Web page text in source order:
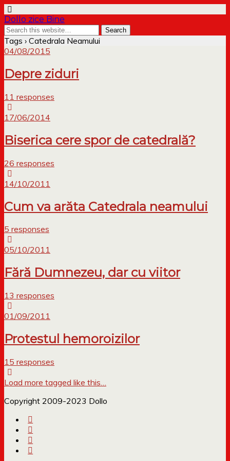
Dollo zice Bine
Tags › Catedrala Neamului
04/08/2015
Depre ziduri
11 responses
17/06/2014
Biserica cere spor de catedrală?
26 responses
14/10/2011
Cum va arăta Catedrala neamului
5 responses
05/10/2011
Fără Dumnezeu, dar cu viitor
13 responses
01/09/2011
Protestul hemoroizilor
15 responses
Load more tagged like this…
Copyright 2009-2023 Dollo